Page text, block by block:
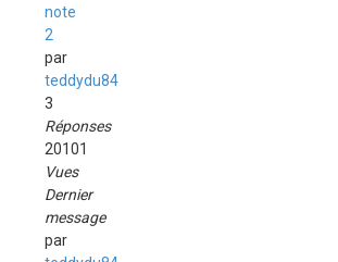
note
2
par
teddydu84
3
Réponses
20101
Vues
Dernier
message
par